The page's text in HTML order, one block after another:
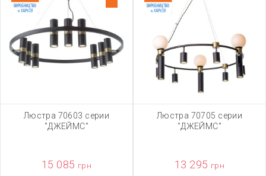
Люстра 70603 серии
"ДЖЕЙМС"
15 085 грн
Люстра 70705 серии
"ДЖЕЙМС"
13 295 грн